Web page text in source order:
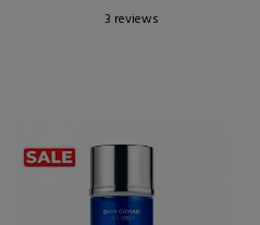
3 reviews